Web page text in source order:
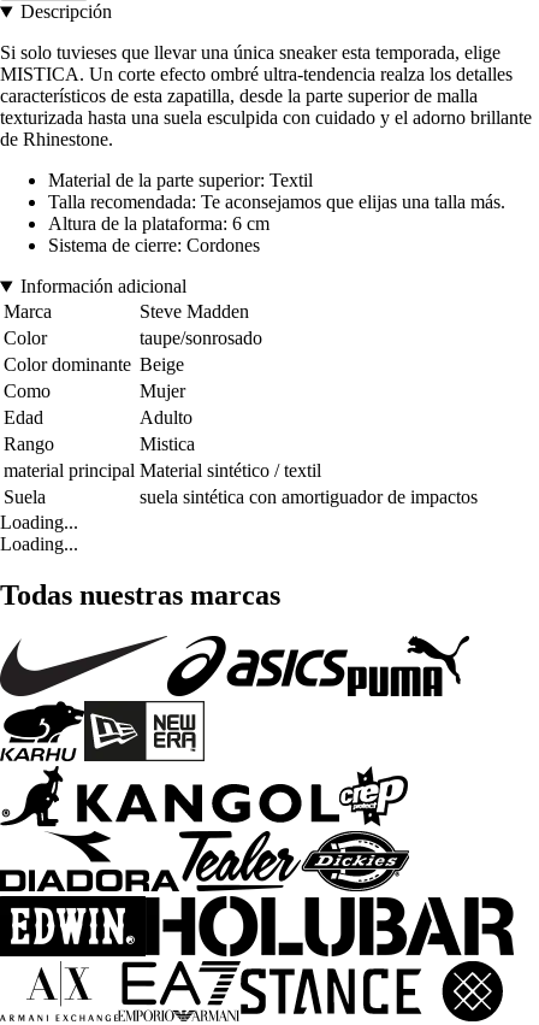
Descripción
Si solo tuvieses que llevar una única sneaker esta temporada, elige
MISTICA. Un corte efecto ombré ultra-tendencia realza los detalles
característicos de esta zapatilla, desde la parte superior de malla
texturizada hasta una suela esculpida con cuidado y el adorno brillante
de Rhinestone.
Material de la parte superior: Textil
Talla recomendada: Te aconsejamos que elijas una talla más.
Altura de la plataforma: 6 cm
Sistema de cierre: Cordones
Información adicional
Marca
Steve Madden
Color
taupe/sonrosado
Color dominante Beige
Como
Mujer
Edad
Adulto
Rango
Mistica
material principal Material sintético / textil
Suela
suela sintética con amortiguador de impactos
Loading...
Loading...
Todas nuestras marcas